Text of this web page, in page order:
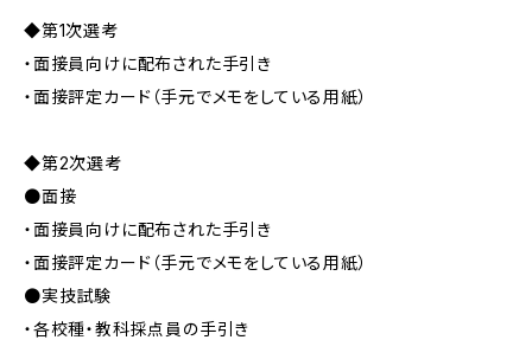
◆第1次選考
・面接員向けに配布された手引き
・面接評定カード（手元でメモをしている用紙）
◆第2次選考
●面接
・面接員向けに配布された手引き
・面接評定カード（手元でメモをしている用紙）
●実技試験
・各校種・教科採点員の手引き